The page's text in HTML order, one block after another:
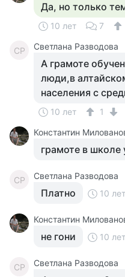
Да, но только
10 лет 7
СР Светлана Разводова
А грамоте
люди,в
населения с
10 лет
1
Константин
грамоте в школе
СР Светлана Разводова
Платно 10 лет
Константин
не гони 10 лет
СР Светлана Разводова